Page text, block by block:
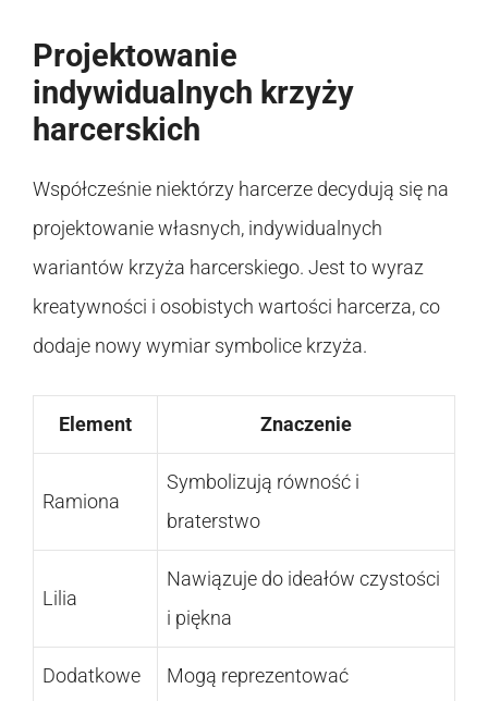
Projektowanie
indywidualnych krzyży
harcerskich
Współcześnie niektórzy harcerze decydują się na
projektowanie własnych, indywidualnych
wariantów krzyża harcerskiego. Jest to wyraz
kreatywności i osobistych wartości harcerza, co
dodaje nowy wymiar symbolice krzyża.
Element Znaczenie
Ramiona
Symbolizują równość i
braterstwo
Lilia
Nawiązuje do ideałów czystości
i piękna
Dodatkowe
Mogą reprezentować